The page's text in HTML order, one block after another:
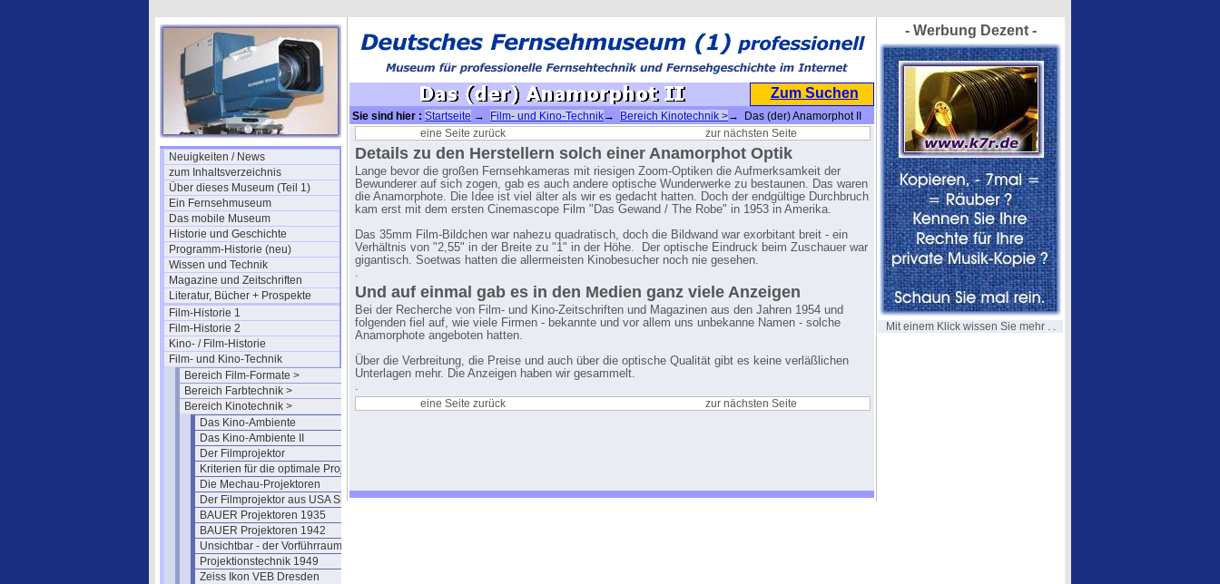
Neuigkeiten / News
zum Inhaltsverzeichnis
Über dieses Museum (Teil 1)
Ein Fernsehmuseum
Das mobile Museum
Historie und Geschichte
Programm-Historie (neu)
Wissen und Technik
Magazine und Zeitschriften
Literatur, Bücher + Prospekte
Film-Historie 1
Film-Historie 2
Kino- / Film-Historie
Film- und Kino-Technik
Bereich Film-Formate >
Bereich Farbtechnik >
Bereich Kinotechnik >
Das Kino-Ambiente
Das Kino-Ambiente II
Der Filmprojektor
Kriterien für die optimale Projektion
Die Mechau-Projektoren
Der Filmprojektor aus USA Sicht
BAUER Projektoren 1935
BAUER Projektoren 1942
Unsichtbar - der Vorführraum
Projektionstechnik 1949
Zeiss Ikon VEB Dresden
Zum Suchen
Sie sind hier : Startseite → Film- und Kino-Technik→ Bereich Kinotechnik >→ Das (der) Anamorphot II
eine Seite zurück
zur nächsten Seite
Details zu den Herstellern solch einer Anamorphot Optik
Lange bevor die großen Fernsehkameras mit riesigen Zoom-Optiken die Aufmerksamkeit der
Bewunderer auf sich zogen, gab es auch andere optische Wunderwerke zu bestaunen. Das waren
die Anamorphote. Die Idee ist viel älter als wir es gedacht hatten. Doch der endgültige Durchbruch
kam erst mit dem ersten Cinemascope Film "Das Gewand / The Robe" in 1953 in Amerika.
Das 35mm Film-Bildchen war nahezu quadratisch, doch die Bildwand war exorbitant breit - ein
Verhältnis von "2,55" in der Breite zu "1" in der Höhe. Der optische Eindruck beim Zuschauer war
gigantisch. Soetwas hatten die allermeisten Kinobesucher noch nie gesehen.
.
Und auf einmal gab es in den Medien ganz viele Anzeigen
Bei der Recherche von Film- und Kino-Zeitschriften und Magazinen aus den Jahren 1954 und
folgenden fiel auf, wie viele Firmen - bekannte und vor allem uns unbekanne Namen - solche
Anamorphote angeboten hatten.
Über die Verbreitung, die Preise und auch über die optische Qualität gibt es keine verläßlichen
Unterlagen mehr. Die Anzeigen haben wir gesammelt.
.
eine Seite zurück
zur nächsten Seite
- Werbung Dezent -
Mit einem Klick wissen Sie mehr . .